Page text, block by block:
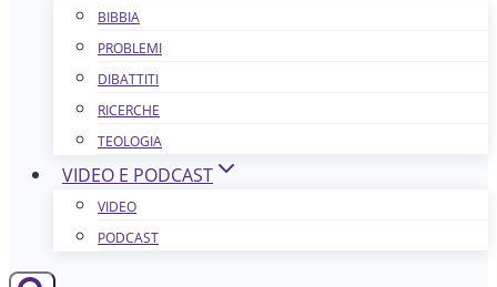
BIBBIA
PROBLEMI
DIBATTITI
RICERCHE
TEOLOGIA
VIDEO E PODCAST
VIDEO
PODCAST